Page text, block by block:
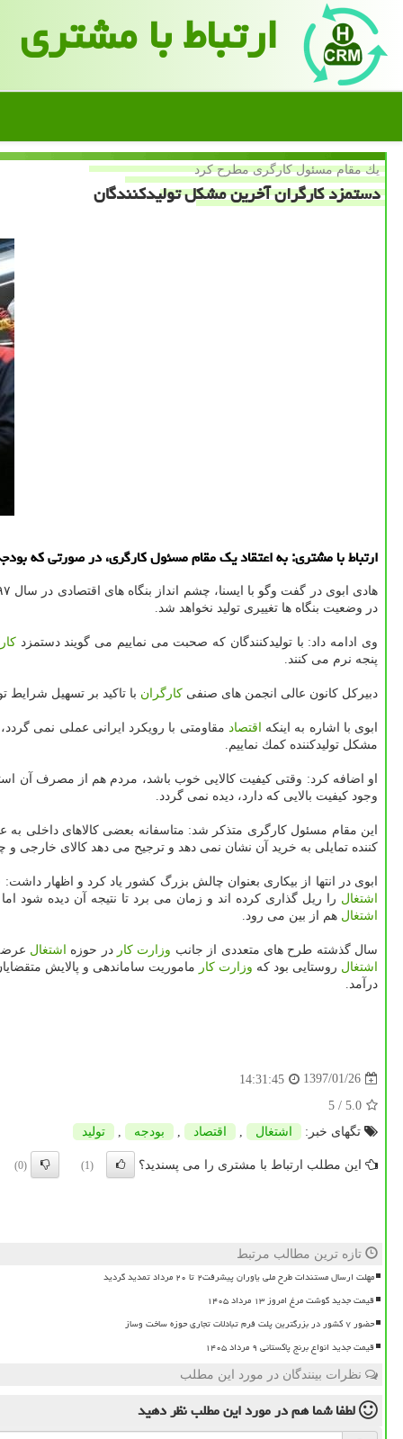
ارتباط با مشتری
یك مقام مسئول كارگری مطرح كرد
دستمزد كارگران آخرین مشكل تولیدكنندگان
ارتباط با مشتری: به اعتقاد یك مقام مسئول كارگری، در صورتی كه
در وضعیت بنگاه ها تغییری تولید نخواهد شد.
وی ادامه داد: با تولیدكنندگان كه صحبت می نماییم می گویند دستمزد
پنجه نرم می كنند.
دبیركل كانون عالی انجمن های صنفی كارگران با تاكید بر تسهیل شرایط
ابوی با اشاره به اینكه اقتصاد مقاومتی با رویكرد ایرانی عملی نمی
مشكل تولیدكننده كمك نماییم.
او اضافه كرد: وقتی كیفیت كالایی خوب باشد، مردم هم از مصرف آن
وجود كیفیت بالایی كه دارد، دیده نمی گردد.
این مقام مسئول كارگری متذكر شد: متاسفانه بعضی كالاهای داخلی به
كننده تمایلی به خرید آن نشان نمی دهد و ترجیح می دهد كالای خارجی و
ابوی در انتها از بیكاری بعنوان چالش بزرگ كشور یاد كرد و اظهار
اشتغال را ریل گذاری كرده اند و زمان می برد تا نتیجه آن دیده شود
اشتغال هم از بین می رود.
سال گذشته طرح های متعددی از جانب وزارت كار در حوزه اشتغال
اشتغال روستایی بود كه وزارت كار ماموریت ساماندهی و پالایش
درآمد.
1397/01/26
14:31:45
5.0
/ 5
تگهای خبر:
اشتغال , اقتصاد , بودجه , تولید
این مطلب ارتباط با مشتری را می پسندید؟ (1)
(0)
تازه ترین مطالب مرتبط
مهلت ارسال مستندات طرح ملی یاوران پیشرفت۲ تا ۲۰ مرداد تمدید گردید
قیمت جدید گوشت مرغ امروز ۱۳ مرداد ۱۴۰۵
حضور ۷ کشور در بزرگترین پلت فرم تبادلات تجاری حوزه ساخت وساز
قیمت جدید انواع برنج پاکستانی ۹ مرداد ۱۴۰۵
نظرات بینندگان در مورد این مطلب
لطفا شما همدر مورد این مطلبنظر دهید